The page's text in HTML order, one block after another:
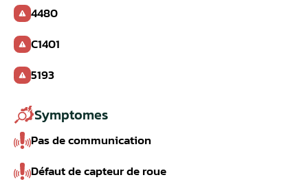
4480
C1401
5193
Symptomes
Pas de communication
Défaut de capteur de roue